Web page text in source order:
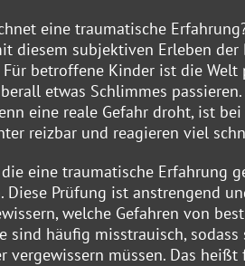
eine traumatische
diesem subjektiven Erleben
betroffene Kinder ist die
etwas Schlimmes
eine reale Gefahr droht, ist
reizbar und reagieren viel
eine traumatische Erfahrung
Diese Prüfung ist anstrengend
welche Gefahren von
sind häufig misstrauisch,
vergewissern müssen. Das